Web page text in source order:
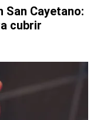
Cayetano:
cubrir